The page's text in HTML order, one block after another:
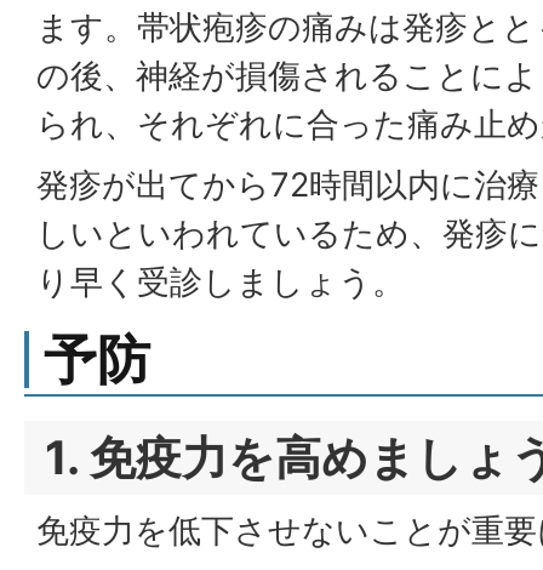
ます。帯状疱疹の痛みは発疹と
の後、神経が損傷されることに
られ、それぞれに合った痛み止
発疹が出てから72時間以内に治
しいといわれているため、発疹
り早く受診しましょう。
予防
1. 免疫力を高めましょ
免疫力を低下させないことが重